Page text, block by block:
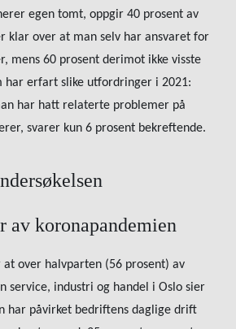
egen tomt, oppgir 40 prosent av
klar over at man selv har ansvaret for
mens 60 prosent derimot ikke visste
har erfart slike utfordringer i 2021:
har hatt relaterte problemer på
svarer kun 6 prosent bekreftende.
av koronapandemien
at over halvparten (56 prosent) av
service, industri og handel i Oslo sier
har påvirket bedriftens daglige drift